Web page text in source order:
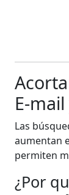
E-
Las
aumentan
permiten
¿Por